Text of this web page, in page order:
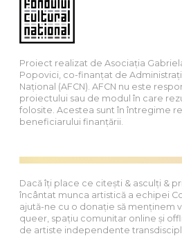
Proiect realizat de Asociația
Popovici, co-finanțat de
Național (AFCN). AFCN nu este
proiectului sau de modul în care
folosite. Acestea sunt în întregime
beneficiarului finanțării.
Dacă îți place ce citești & asculți &
încântat munca artistică a echipei
ajută-ne cu o donație să menținem
queer, spațiu comunitar online și
de artiste independente